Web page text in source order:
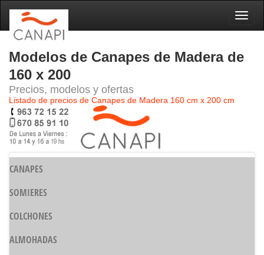
Modelos de Canapes de Madera de
160 x 200
Precios, modelos y ofertas
Listado de precios de Canapes de Madera 160 cm x 200 cm
CANAPES
SOMIERES
COLCHONES
ALMOHADAS